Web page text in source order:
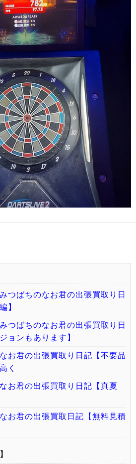
つばちのなお君の出張買取り日
】
つばちのなお君の出張買取り日
ョンもあります】
お君の出張買取り日記【不要品
く
お君の出張買取り日記【真夏
お君の出張買取日記【無料見積